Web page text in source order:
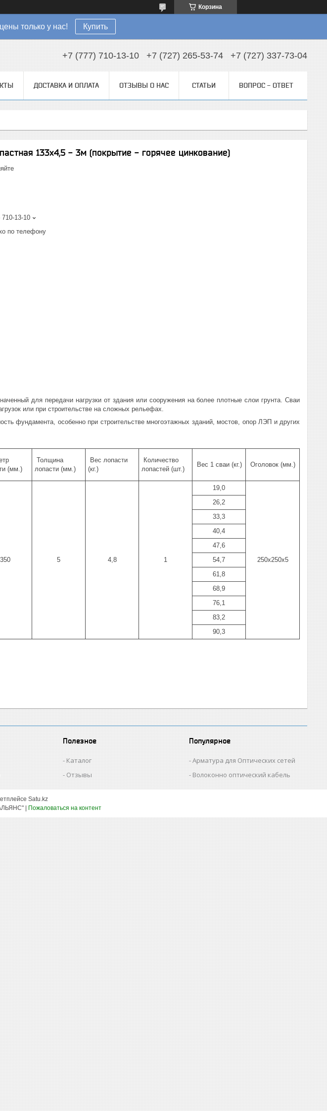
Корзина
только у нас! Купить
+7 (777) 710-13-10 +7 (727) 265-53-74 +7 (727) 337-73-04
ДОСТАВКА И ОПЛАТА ОТЗЫВЫ О НАС СТАТЬИ ВОПРОС - ОТВЕТ
133х4,5 - 3м (покрытие - горячее цинкование)
13-10
по телефону
для передачи нагрузки от здания или сооружения на более плотные слои грунта. Сваи
или при строительстве на сложных рельефах.
фундамента, особенно при строительстве многоэтажных зданий, мостов, опор ЛЭП и других
(мм.)
Толщина
лопасти (мм.)
Вес лопасти
(кг.)
Количество
лопастей (шт.)
Вес 1 сваи (кг.) Оголовок (мм.)
350 5 4,8 1
19,0
250х250х5
26,2
33,3
40,4
47,6
54,7
61,8
68,9
76,1
83,2
90,3
Полезное
Каталог
Отзывы
Популярное
Арматура для Оптических сетей
Волоконно оптический кабель
Satu.kz
Пожаловаться на контент